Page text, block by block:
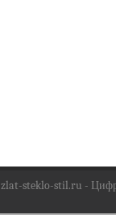
zlat-steklo-stil.ru -